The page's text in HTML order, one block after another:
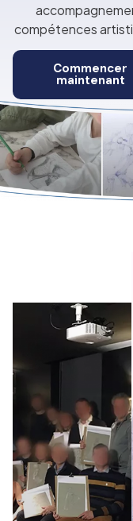
compétences
Commencer
maintenant